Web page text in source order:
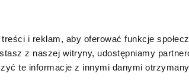
i reklam, aby oferować funkcje
z naszej witryny, udostępniamy
te informacje z innymi danymi
w Łodzi, kod pocztowy: 90-525,